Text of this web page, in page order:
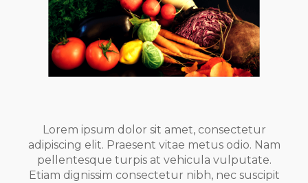
Lorem ipsum dolor sit amet, consectetur
adipiscing elit. Praesent vitae metus odio. Nam
pellentesque turpis at vehicula vulputate.
Etiam dignissim consectetur nibh, nec suscipit